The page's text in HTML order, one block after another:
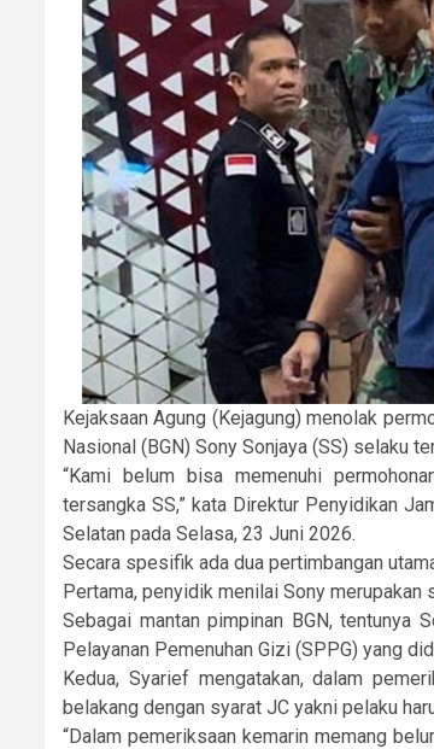
Kejaksaan Agung (Kejagung) menolak
Nasional (BGN) Sony Sonjaya (SS) selaku
“Kami belum bisa memenuhi
tersangka SS,” kata Direktur Penyidikan
Selatan pada Selasa, 23 Juni 2026.
Secara spesifik ada dua pertimbangan
Pertama, penyidik menilai Sony
Sebagai mantan pimpinan BGN, tentunya
Pelayanan Pemenuhan Gizi (SPPG) yang
Kedua, Syarief mengatakan, dalam
belakang dengan syarat JC yakni pelaku
“Dalam pemeriksaan kemarin memang